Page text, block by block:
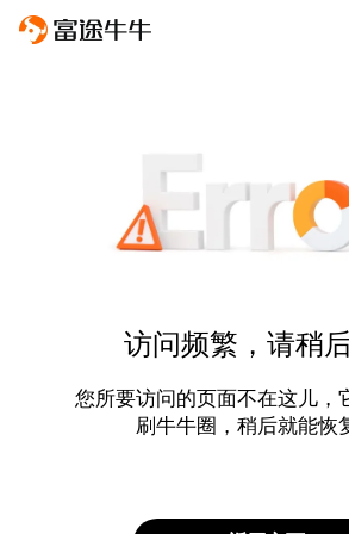
访问频繁，请稍
您所要访问的页面不在这儿，
刷牛牛圈，稍后就能恢